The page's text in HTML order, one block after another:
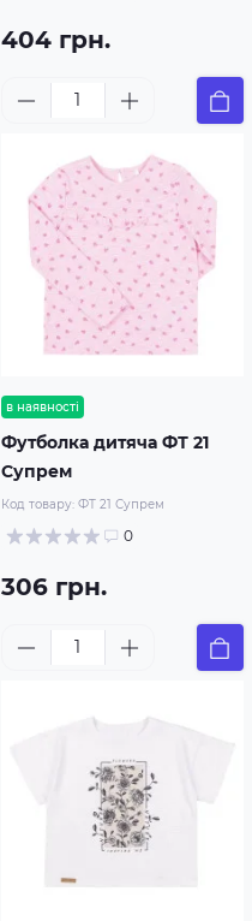
404 грн.
в наявності
Футболка дитяча ФТ 21
Супрем
Код товару: ФТ 21 Супрем
0
306 грн.